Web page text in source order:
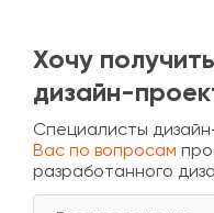
Хочу
дизайн-
Специалисты
Вас по вопросам
разработанного